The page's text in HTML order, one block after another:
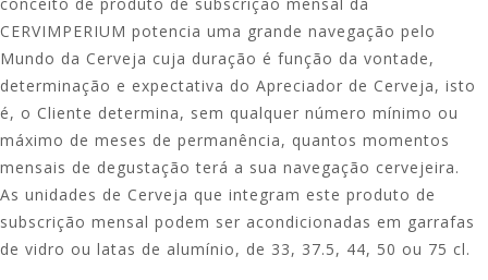
CERVIMPERIUM potencia uma grande navegação pelo
Mundo da Cerveja cuja duração é função da vontade,
determinação e expectativa do Apreciador de Cerveja, isto
é, o Cliente determina, sem qualquer número mínimo ou
máximo de meses de permanência, quantos momentos
mensais de degustação terá a sua navegação cervejeira.
As unidades de Cerveja que integram este produto de
subscrição mensal podem ser acondicionadas em garrafas
de vidro ou latas de alumínio, de 33, 37.5, 44, 50 ou 75 cl.